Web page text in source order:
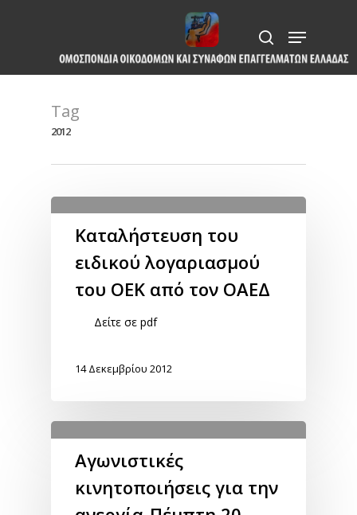
content
search
Menu
Tag
2012
Καταλήστευση του
ειδικού λογαριασμού
του ΟΕΚ από τον ΟΑΕΔ
Δείτε σε pdf
14 Δεκεμβρίου 2012
Αγωνιστικές
κινητοποιήσεις για την